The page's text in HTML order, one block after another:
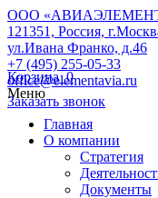
ООО
121351, Россия,
ул.Ивана Франко, д.46
+7 (495) 255-05-33
office@elementavia.ru
Заказать звонок
Корзина0
Меню
Главная
О компании
Стратегия
Документы